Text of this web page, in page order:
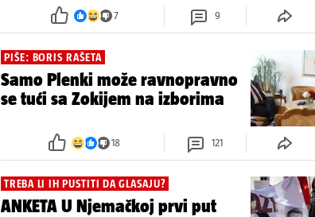
7 9
PIŠE: BORIS RAŠETA
Samo Plenki može ravnopravno
se tući sa Zokijem na izborima
18 121
TREBA LI IH PUSTITI DA GLASAJU?
ANKETA U Njemačkoj prvi put